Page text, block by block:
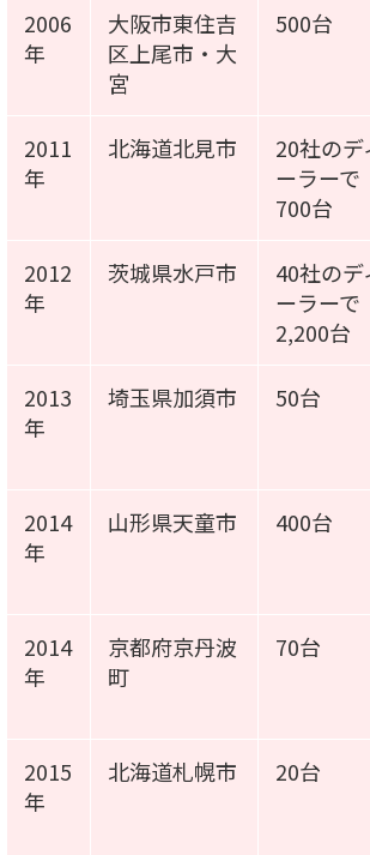
2006
年
大阪市東住吉
区上尾市・大
宮
500台
2011
年
北海道北見市
20社のデ
ーラーで
700台
2012
年
茨城県水戸市
40社のデ
ーラーで
2,200台
2013
年
埼玉県加須市 50台
2014
年
山形県天童市 400台
2014
年
京都府京丹波
町
70台
2015
年
北海道札幌市 20台